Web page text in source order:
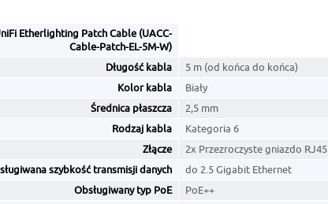
Etherlighting Patch Cable (UACC-
Cable-Patch-EL-5M-W)
Długość kabla
5 m (od końca do końca)
Kolor kabla
Biały
Średnica płaszcza
2,5 mm
Rodzaj kabla
Kategoria 6
Złącze
2x Przezroczyste gniazdo RJ45
szybkość transmisji danych
do 2.5 Gigabit Ethernet
Obsługiwany typ PoE
PoE++